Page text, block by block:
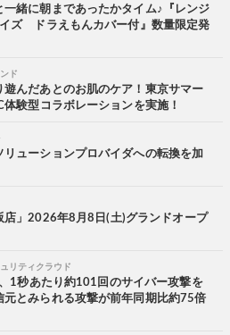
一緒に朝まであったかタイム♪『レンジ
ズ ドラえもんカバー付』数量限定発
ド
遊んだあとのお肌のケア！東京サマー
験型コラボレーションを実施！
リューションプロバイダへの転換を加
店」2026年8月8日(土)グランドオープ
リティクラウド
1秒あたり約101回のサイバー攻撃を
元とみられる攻撃が前年同期比約75倍